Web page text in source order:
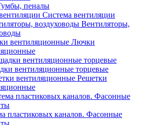
пеналы
Система вентиляции
Вентиляторы,
Лючки
вентиляционные торцевые
Решетки
пластиковых каналов. Фасонные